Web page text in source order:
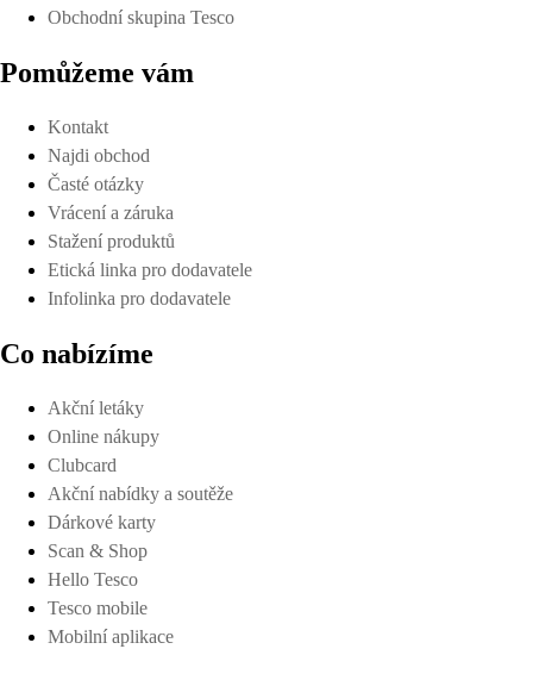
Obchodní skupina Tesco
Pomůžeme vám
Kontakt
Najdi obchod
Časté otázky
Vrácení a záruka
Stažení produktů
Etická linka pro dodavatele
Infolinka pro dodavatele
Co nabízíme
Akční letáky
Online nákupy
Clubcard
Akční nabídky a soutěže
Dárkové karty
Scan & Shop
Hello Tesco
Tesco mobile
Mobilní aplikace